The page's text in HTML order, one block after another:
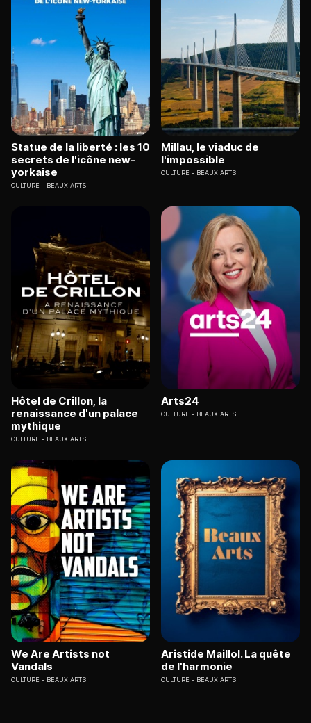
Statue de la liberté : les 10
secrets de l'icône new-
yorkaise
CULTURE BEAUX ARTS
Millau, le viaduc de
l'impossible
CULTURE BEAUX ARTS
Hôtel de Crillon, la
renaissance d'un palace
mythique
CULTURE BEAUX ARTS
Arts24
CULTURE BEAUX ARTS
We Are Artists not
Vandals
CULTURE BEAUX ARTS
Aristide Maillol. La quête
de l'harmonie
CULTURE BEAUX ARTS